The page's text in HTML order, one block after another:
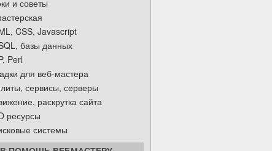
и советы
CSS, Javascript
базы данных
Perl
для веб-мастера
сервисы, серверы
раскрутка сайта
ресурсы
системы